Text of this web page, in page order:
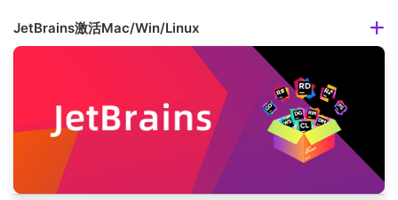
JetBrains激活Mac/Win/Linux